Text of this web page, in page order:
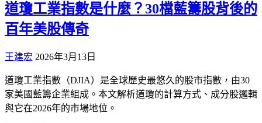
道瓊工業指數是什麼？30檔藍籌股背後的
百年美股傳奇
王建宏 2026年3月13日
道瓊工業指數（DJIA）是全球歷史最悠久的股市指數，由30
家美國藍籌企業組成。本文解析道瓊的計算方式、成分股邏輯
與它在2026年的市場地位。